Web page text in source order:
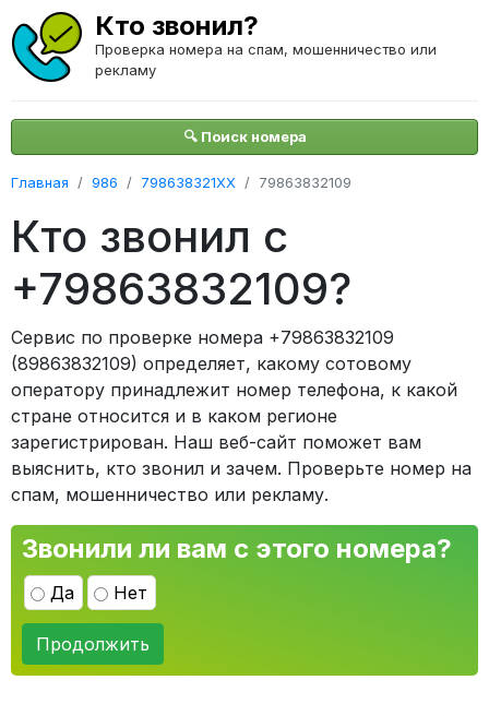
Кто звонил?
Проверка номера на спам, мошенничество или
рекламу
🔍 Поиск номера
Главная 986 798638321XX 79863832109
Кто звонил с
+79863832109?
Сервис по проверке номера +79863832109
(89863832109) определяет, какому сотовому
оператору принадлежит номер телефона, к какой
стране относится и в каком регионе
зарегистрирован. Наш веб-сайт поможет вам
выяснить, кто звонил и зачем. Проверьте номер на
спам, мошенничество или рекламу.
Звонили ли вам с этого номера?
Да Нет
Продолжить